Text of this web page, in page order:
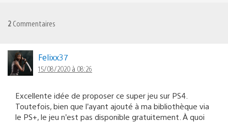
2 Commentaires
Felixx37
15/08/2020 à 08:26
Excellente idée de proposer ce super jeu sur PS4.
Toutefois, bien que l’ayant ajouté à ma bibliothèque via
le PS+, le jeu n’est pas disponible gratuitement. À quoi